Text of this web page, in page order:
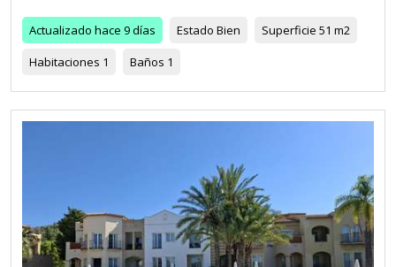
Actualizado hace 9 días Estado Bien Superficie 51 m2
Habitaciones 1 Baños 1